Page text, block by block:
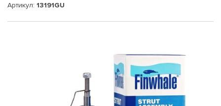
Артикул: 13191GU